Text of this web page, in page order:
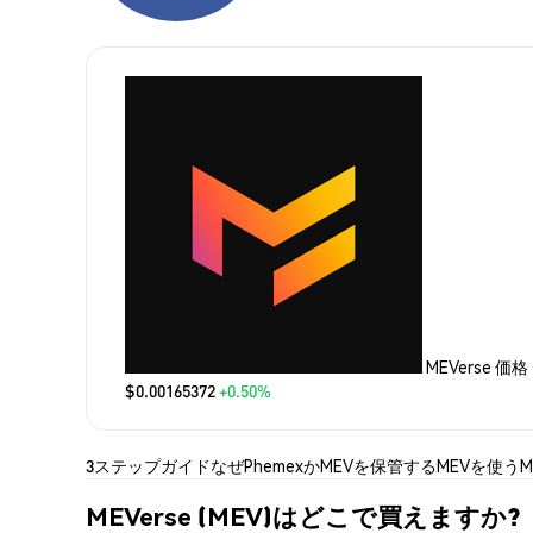
MEVerse 価格
$0.00165372+0.50%
3ステップガイドなぜPhemexかMEVを保管するMEVを使う
MEVerse (MEV)はどこで買えますか?